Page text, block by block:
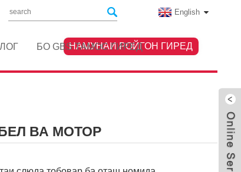
English
БО GBS ТАМОС ГИРЕД
НАМУНАИ РОЙГОН ГИРЕД
ВА МОТОР